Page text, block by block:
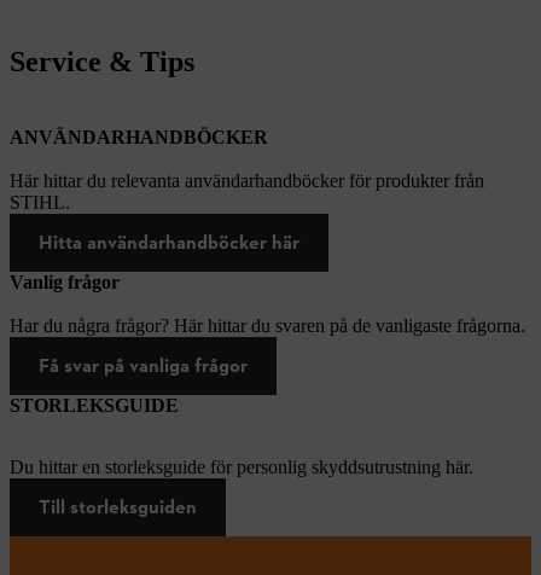
Service & Tips
ANVÄNDARHANDBÖCKER
Här hittar du relevanta användarhandböcker för produkter från
STIHL.
Hitta användarhandböcker här
Vanlig frågor
Har du några frågor? Här hittar du svaren på de vanligaste frågorna.
Få svar på vanliga frågor
STORLEKSGUIDE
Du hittar en storleksguide för personlig skyddsutrustning här.
Till storleksguiden